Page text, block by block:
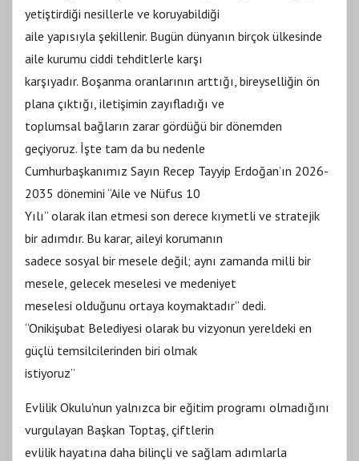
yetiştirdiği nesillerle ve koruyabildiği
aile yapısıyla şekillenir. Bugün dünyanın birçok ülkesinde
aile kurumu ciddi tehditlerle karşı
karşıyadır. Boşanma oranlarının arttığı, bireyselliğin ön
plana çıktığı, iletişimin zayıfladığı ve
toplumsal bağların zarar gördüğü bir dönemden
geçiyoruz. İşte tam da bu nedenle
Cumhurbaşkanımız Sayın Recep Tayyip Erdoğan’ın 2026-
2035 dönemini “Aile ve Nüfus 10
Yılı” olarak ilan etmesi son derece kıymetli ve stratejik
bir adımdır. Bu karar, aileyi korumanın
sadece sosyal bir mesele değil; aynı zamanda milli bir
mesele, gelecek meselesi ve medeniyet
meselesi olduğunu ortaya koymaktadır” dedi.
“Onikişubat Belediyesi olarak bu vizyonun yereldeki en
güçlü temsilcilerinden biri olmak
istiyoruz”
Evlilik Okulu’nun yalnızca bir eğitim programı olmadığını
vurgulayan Başkan Toptaş, çiftlerin
evlilik hayatına daha bilinçli ve sağlam adımlarla